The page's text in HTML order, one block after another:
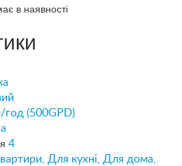
в наявності
год (500GPD)
4
Для кухні, Для дома,